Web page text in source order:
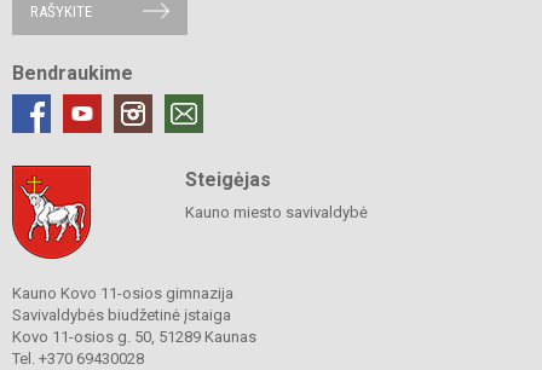
RAŠYKITE
Bendraukime
Steigėjas
Kauno miesto savivaldybė
Kauno Kovo 11-osios gimnazija
Savivaldybės biudžetinė įstaiga
Kovo 11-osios g. 50, 51289 Kaunas
Tel. +370 69430028